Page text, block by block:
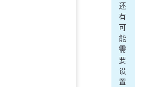
还
有
可
能
需
要
设
置